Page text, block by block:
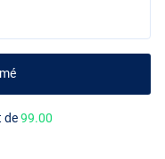
de99.00